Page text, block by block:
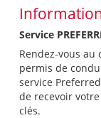
Service
Rendez-vous
permis de
service
de recevoir
clés.